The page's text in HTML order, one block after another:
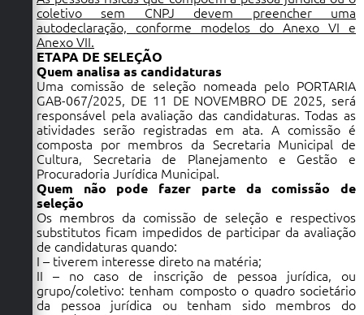
coletivo sem CNPJ devem preencher uma
autodeclaração, conforme modelos do Anexo VI e
Anexo VII.
ETAPA DE SELEÇÃO
Quem analisa as candidaturas
Uma comissão de seleção nomeada pelo PORTARIA
GAB-067/2025, DE 11 DE NOVEMBRO DE 2025, será
responsável pela avaliação das candidaturas. Todas as
atividades serão registradas em ata. A comissão é
composta por membros da Secretaria Municipal de
Cultura, Secretaria de Planejamento e Gestão e
Procuradoria Jurídica Municipal.
Quem não pode fazer parte da comissão de
seleção
Os membros da comissão de seleção e respectivos
substitutos ficam impedidos de participar da avaliação
de candidaturas quando:
I – tiverem interesse direto na matéria;
II – no caso de inscrição de pessoa jurídica, ou
grupo/coletivo: tenham composto o quadro societário
da pessoa jurídica ou tenham sido membros do